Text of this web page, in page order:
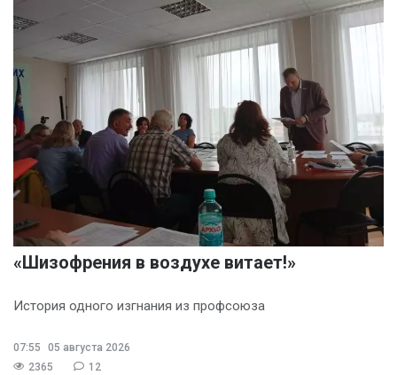
«Шизофрения в воздухе витает!»
История одного изгнания из профсоюза
07:55
05 августа 2026
2365
12